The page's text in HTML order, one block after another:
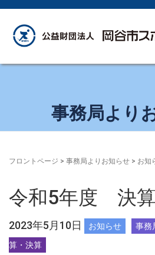
事務局より
フロントページ > 事務局よりお知らせ > お知
令和5年度 決
2023年5月10日 お知らせ 事務
算・決算